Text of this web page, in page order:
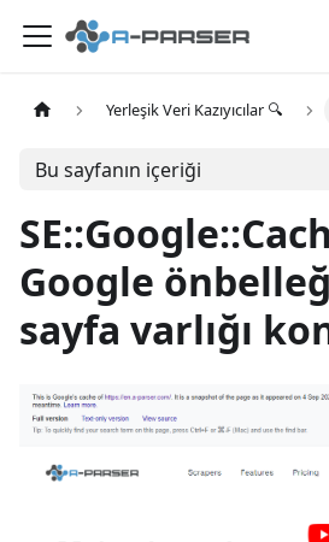
Yerleşik Veri Kazıyıcılar 🔍
Bu sayfanın içeriği
Google
sayfa varlığı